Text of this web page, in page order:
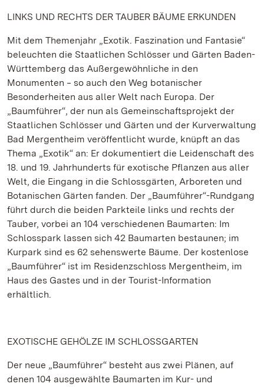
LINKS UND RECHTS DER TAUBER BÄUME ERKUNDEN
Mit dem Themenjahr „Exotik. Faszination und Fantasie“
beleuchten die Staatlichen Schlösser und Gärten Baden-
Württemberg das Außergewöhnliche in den
Monumenten ‒ so auch den Weg botanischer
Besonderheiten aus aller Welt nach Europa. Der
„Baumführer“, der nun als Gemeinschaftsprojekt der
Staatlichen Schlösser und Gärten und der Kurverwaltung
Bad Mergentheim veröffentlicht wurde, knüpft an das
Thema „Exotik“ an: Er dokumentiert die Leidenschaft des
18. und 19. Jahrhunderts für exotische Pflanzen aus aller
Welt, die Eingang in die Schlossgärten, Arboreten und
Botanischen Gärten fanden. Der „Baumführer“-Rundgang
führt durch die beiden Parkteile links und rechts der
Tauber, vorbei an 104 verschiedenen Baumarten: Im
Schlosspark lassen sich 42 Baumarten bestaunen; im
Kurpark sind es 62 sehenswerte Bäume. Der kostenlose
„Baumführer“ ist im Residenzschloss Mergentheim, im
Haus des Gastes und in der Tourist-Information
erhältlich.
EXOTISCHE GEHÖLZE IM SCHLOSSGARTEN
Der neue „Baumführer“ besteht aus zwei Plänen, auf
denen 104 ausgewählte Baumarten im Kur- und